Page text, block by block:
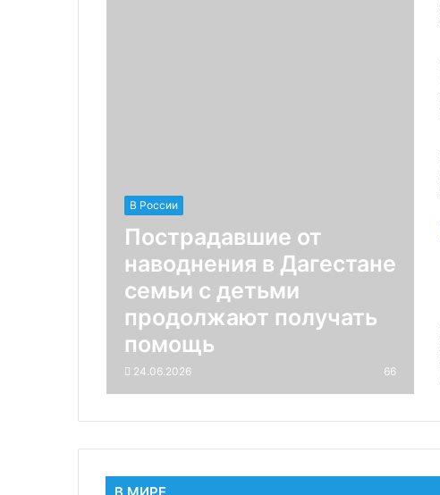
В России
Пострадавшие от
наводнения в Дагестане
семьи с детьми
продолжают получать
помощь
24.06.2026 66